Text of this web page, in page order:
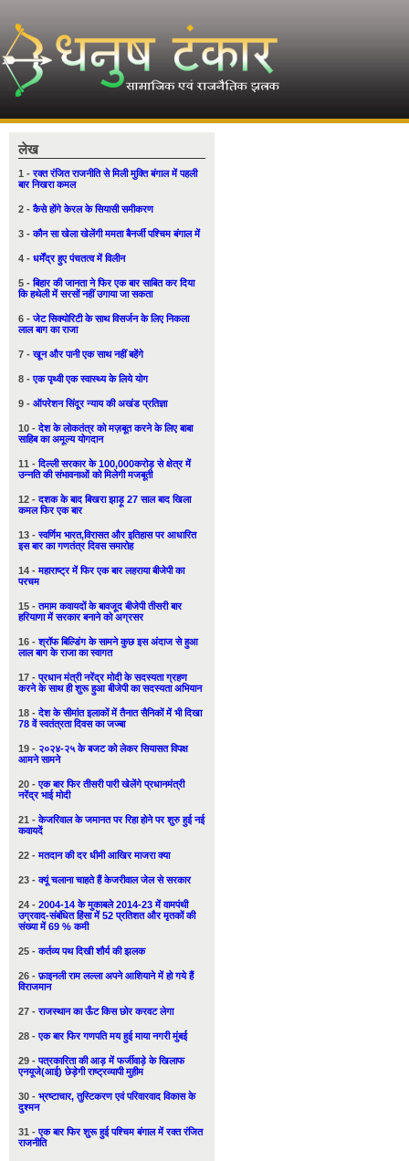
लेख
1 -रक्त रंजित राजनीति से मिली मुक्ति बंगाल में पहली
बार निखरा कमल
2 -कैसे होंगे केरल के सियासी समीकरण
3 -कौन सा खेला खेलेंगी ममता बैनर्जी पश्चिम बंगाल में
4 - धर्मेंद्र हुए पंचतत्व में विलीन
5 -बिहार की जानता ने फिर एक बार साबित कर दिया
कि हथेली में सरसों नहीं उगाया जा सकता
6 -जेट सिक्योरिटी के साथ विसर्जन के लिए निकला
लाल बाग का राजा
7 -खून और पानी एक साथ नहीं बहेंगे
8 -एक पृथ्वी एक स्वास्थ्य के लिये योग
9 - ऑपरेशन सिंदूर न्याय की अखंड प्रतिज्ञा
10 -देश के लोकतंत्र को मज़बूत करने के लिए बाबा
साहिब का अमूल्य योगदान
11 -दिल्ली सरकार के 100,000करोड़ से क्षेत्र में
उन्नति की संभावनाओं को मिलेगी मजबूती
12 -दशक के बाद बिखरा झाड़ू 27 साल बाद खिला
कमल फिर एक बार
13 -स्वर्णिम भारत,विरासत और इतिहास पर आधारित
इस बार का गणतंत्र दिवस समारोह
14 -महाराष्ट्र में फिर एक बार लहराया बीजेपी का
परचम
15 -तमाम कवायदों के बावजूद बीजेपी तीसरी बार
हरियाणा में सरकार बनाने को अग्रसर
16 -श्रॉफ बिल्डिंग के सामने कुछ इस अंदाज से हुआ
लाल बाग के राजा का स्वागत
17 -प्रधान मंत्री नरेंद्र मोदी के सदस्यता ग्रहण
करने के साथ ही शुरू हुआ बीजेपी का सदस्यता अभियान
18 -देश के सीमांत इलाकों में तैनात सैनिकों में भी दिखा
78 वें स्वतंत्रता दिवस का जज्बा
19 - २०२४-२५ के बजट को लेकर सियासत विपक्ष
आमने सामने
20 -एक बार फिर तीसरी पारी खेलेंगे प्रधानमंत्री
नरेंद्र भाई मोदी
21 -केजरिवाल के जमानत पर रिहा होने पर शुरु हुई नई
कवायदें
22 -मतदान की दर धीमी आखिर माजरा क्या
23 -क्यूं चलाना चाहते हैं केजरीवाल जेल से सरकार
24 - 2004-14 के मुकाबले 2014-23 में वामपंथी
उग्रवाद-संबंधित हिंसा में 52 प्रतिशत और मृतकों की
संख्या में 69 % कमी
25 -कर्तव्य पथ दिखी शौर्य की झलक
26 -फ़ाइनली राम लल्ला अपने आशियाने में हो गये हैं
विराजमान
27 -राजस्थान का ऊँट किस छोर करवट लेगा
28 -एक बार फिर गणपति मय हुई माया नगरी मुंबई
29 -पत्रकारिता की आड़ में फर्जीवाड़े के खिलाफ
एनयूजे(आई) छेड़ेगी राष्ट्रव्यापी मुहीम
30 - भ्रष्टाचार, तुस्टिकरण एवं परिवारवाद विकास के
दुश्मन
31 -एक बार फिर शुरू हुई पश्चिम बंगाल में रक्त रंजित
राजनीति